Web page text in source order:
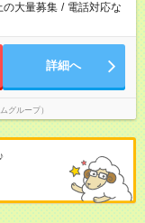
の大量募集 / 電話対応な
詳細へ
グループ）